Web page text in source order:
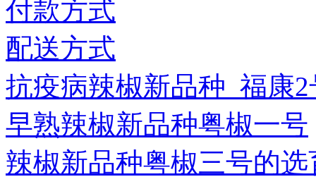
付款方式
配送方式
抗疫病辣椒新品种_福康2
早熟辣椒新品种粤椒一号
辣椒新品种粤椒三号的选